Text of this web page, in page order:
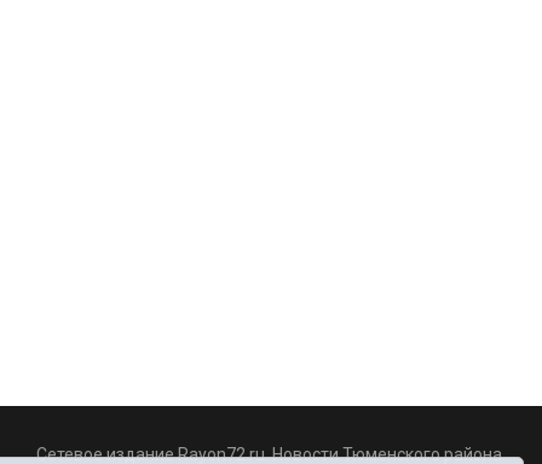
Сетевое издание Rayon72.ru. Новости Тюменского района.